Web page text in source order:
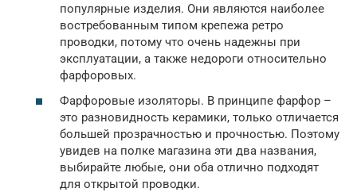
популярные изделия. Они являются наиболее
востребованным типом крепежа ретро
проводки, потому что очень надежны при
эксплуатации, а также недороги относительно
фарфоровых.
Фарфоровые изоляторы. В принципе фарфор –
это разновидность керамики, только отличается
большей прозрачностью и прочностью. Поэтому
увидев на полке магазина эти два названия,
выбирайте любые, они оба отлично подходят
для открытой проводки.